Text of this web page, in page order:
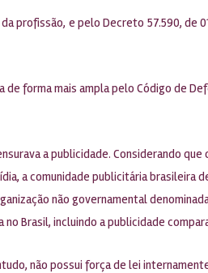
profissão, e pelo Decreto 57.590, de
forma mais ampla pelo Código de
a publicidade. Considerando que
a comunidade publicitária brasileira
não governamental
Brasil, incluindo a publicidade
não possui força de lei